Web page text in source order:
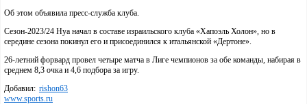
Об этом объявила пресс-служба клуба.
Сезон-2023/24 Нуа начал в составе израильского клуба «Хапоэль Холон», но в
середине сезона покинул его и присоединился к итальянской «Дертоне».
26-летний форвард провел четыре матча в Лиге чемпионов за обе команды, набирая в
среднем 8,3 очка и 4,6 подбора за игру.
Добавил: rishon63
www.sports.ru